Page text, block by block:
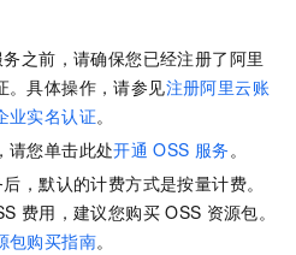
务之前，请确保您已经注册了阿里
。具体操作，请参见注册阿里云账
业实名认证。
请您单击此处开通 OSS 服务。
，默认的计费方式是按量计费。
费用，建议您购买 OSS 资源包。
包购买指南。